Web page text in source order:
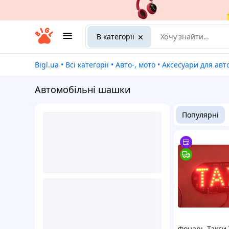
В категорії
Bigl.ua • Всі категорії • Авто-, мото • Аксесуари для
Автомобільні шашки
Популярні